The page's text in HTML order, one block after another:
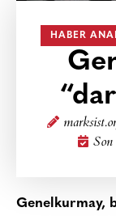
HABER
Genelkurmay,